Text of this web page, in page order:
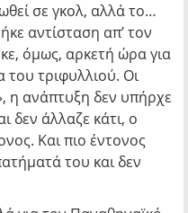
σε γκολ, αλλά το…
αντίσταση απ’ τον
όμως, αρκετή ώρα για
του τριφυλλιού. Οι
η ανάπτυξη δεν υπήρχε
δεν άλλαζε κάτι, ο
Και πιο έντονος
του και δεν